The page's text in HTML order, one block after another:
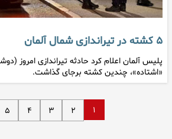
۵ کشته در تیراندازی شمال آلمان
پلیس آلمان اعلام کرد حادثه تیراندازی امروز
«اشتاده»، چندین کشته برجای گذاشت.
۱ ۲ ۳ ۴ ۵